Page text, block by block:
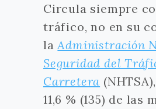
Circula siempre
tráfico, no en su
la Administración
Seguridad del
Carretera
11,6 % (135) de las